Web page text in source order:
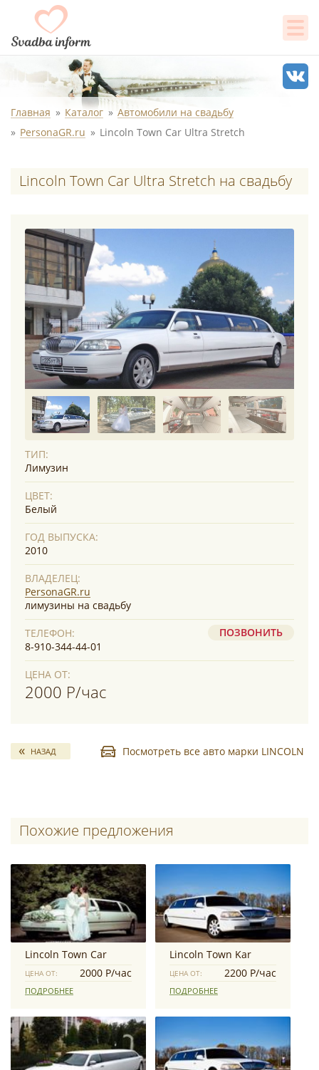
Главная Каталог
Автомобили на свадьбу
PersonaGR.ru
Lincoln Town Car Ultra Stretch
Lincoln Town Car Ultra Stretch на свадьбу
ТИП:
Лимузин
ЦВЕТ:
Белый
ГОД ВЫПУСКА:
2010
ВЛАДЕЛЕЦ:
PersonaGR.ru
лимузины на свадьбу
ТЕЛЕФОН:
8-910-344-44-01
ПОЗВОНИТЬ
ЦЕНА ОТ:
2000 Р/час
НАЗАД Посмотреть все авто марки LINCOLN
Похожие предложения
Lincoln Town Car
ЦЕНА ОТ: 2000 Р/час
ПОДРОБНЕЕ
Lincoln Town Kar
ЦЕНА ОТ: 2200 Р/час
ПОДРОБНЕЕ